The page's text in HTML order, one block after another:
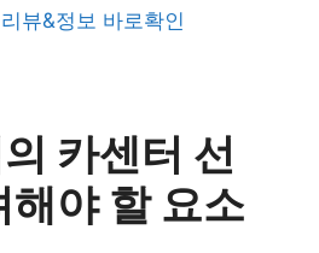
뷰&정보 바로확인
카센터 선
해야 할 요소